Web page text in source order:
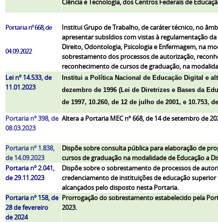
Ciência e Tecnologia, dos Centros Federais de
Portaria nº 668, de
04.09.2022
Institui Grupo de Trabalho, de caráter técnico, no
apresentar subsídios com vistas à regulamentação
Direito, Odontologia, Psicologia e Enfermagem, na
sobrestamento dos processos de autorização,
reconhecimento de cursos de graduação, na
Lei nº 14.533, de
11.01.2023
Institui a Política Nacional de Educação Digital e
dezembro de 1996 (Lei de Diretrizes e Bases da
de 1997, 10.260, de 12 de julho de 2001, e 10.753,
Portaria nº 398, de
08.03.2023
Altera a Portaria MEC nº 668, de 14 de setembro de
Portaria nº 1.838,
de 14.09.2023
Dispõe sobre consulta pública para elaboração de
cursos de graduação na modalidade de Educação a
Portaria nº 2.041,
de 29.11.2023
Dispõe sobre o sobrestamento de processos de
credenciamento de instituições de educação superior
alcançados pelo disposto nesta Portaria.
Portaria nº 158, de
28 de fevereiro
de 2024
Prorrogação do sobrestamento estabelecido pela
2023.